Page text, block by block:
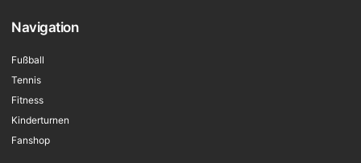
Navigation
Fußball
Tennis
Fitness
Kinderturnen
Fanshop